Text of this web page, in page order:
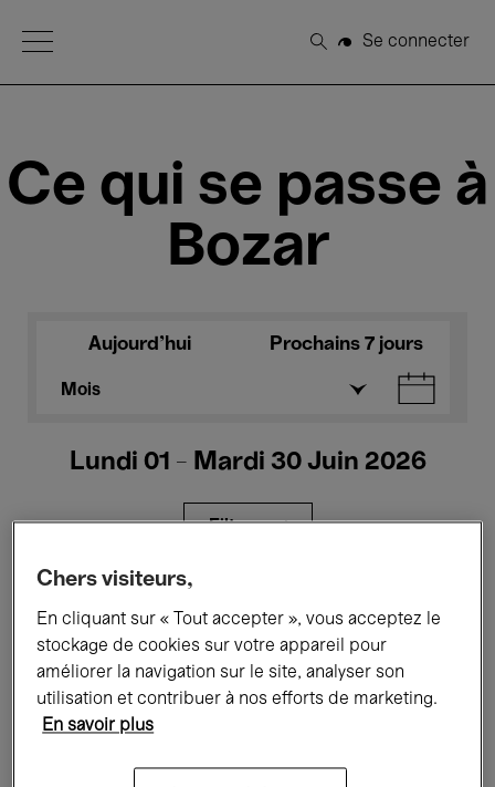
Open Menu
Rechercher
Se connecter
Ce qui se passe à
Bozar
Aujourd'hui Prochains 7 jours
Mois
Lundi 01 - Mardi 30 Juin 2026
Filtres
Expositions Films Performances
Rencontres & Débats Jazz
Chers visiteurs,
En cliquant sur « Tout accepter », vous acceptez le
stockage de cookies sur votre appareil pour
améliorer la navigation sur le site, analyser son
utilisation et contribuer à nos efforts de marketing.
En savoir plus